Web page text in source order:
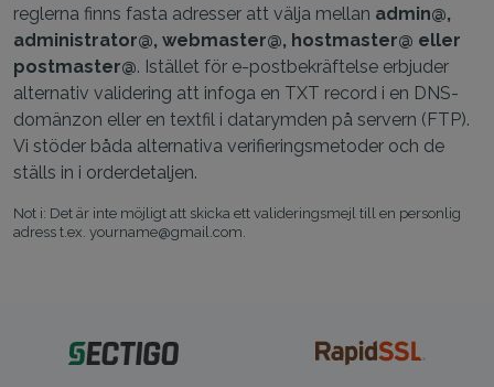
reglerna finns fasta adresser att välja mellan admin@,
administrator@, webmaster@, hostmaster@ eller
postmaster@. Istället för e-postbekräftelse erbjuder
alternativ validering att infoga en TXT record i en DNS-
domänzon eller en textfil i datarymden på servern (FTP).
Vi stöder båda alternativa verifieringsmetoder och de
ställs in i orderdetaljen.
Not i: Det är inte möjligt att skicka ett valideringsmejl till en personlig
adress t.ex. yourname@gmail.com.